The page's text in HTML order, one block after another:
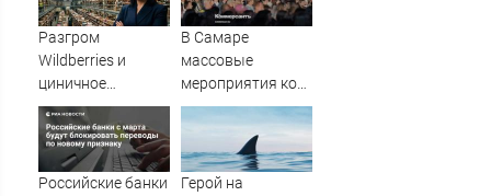
одинаковые дома
Разгром
Wildberries и
циничное
обращение к
русским
В Самаре
массовые
мероприятия ко
Дню города
перенесут в
помещения и
онлайн-формат
Российские банки
Герой на